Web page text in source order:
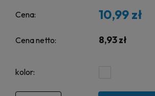
Cena: 10,99 zł
Cena netto: 8,93 zł
kolor: